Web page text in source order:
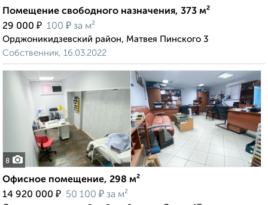
Помещение свободного назначения, 373 м²
29 000 ₽ 100 ₽ за м²
Орджоникидзевский район, Матвея Пинского 3
Собственник, 16.03.2022
8
Офисное помещение, 298 м²
14 920 000 ₽ 50 100 ₽ за м²